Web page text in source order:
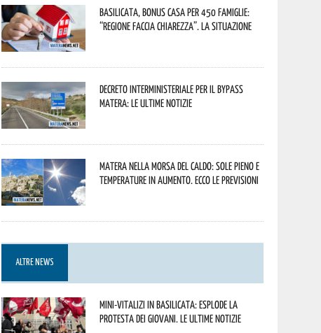
Basilicata, Bonus casa per 450 famiglie:
“Regione faccia chiarezza”. La situazione
Decreto interministeriale per il Bypass
Matera: le ultime notizie
Matera nella morsa del caldo: sole pieno e
temperature in aumento. Ecco le previsioni
ALTRE NEWS
Mini-vitalizi in Basilicata: esplode la
protesta dei giovani. Le ultime notizie